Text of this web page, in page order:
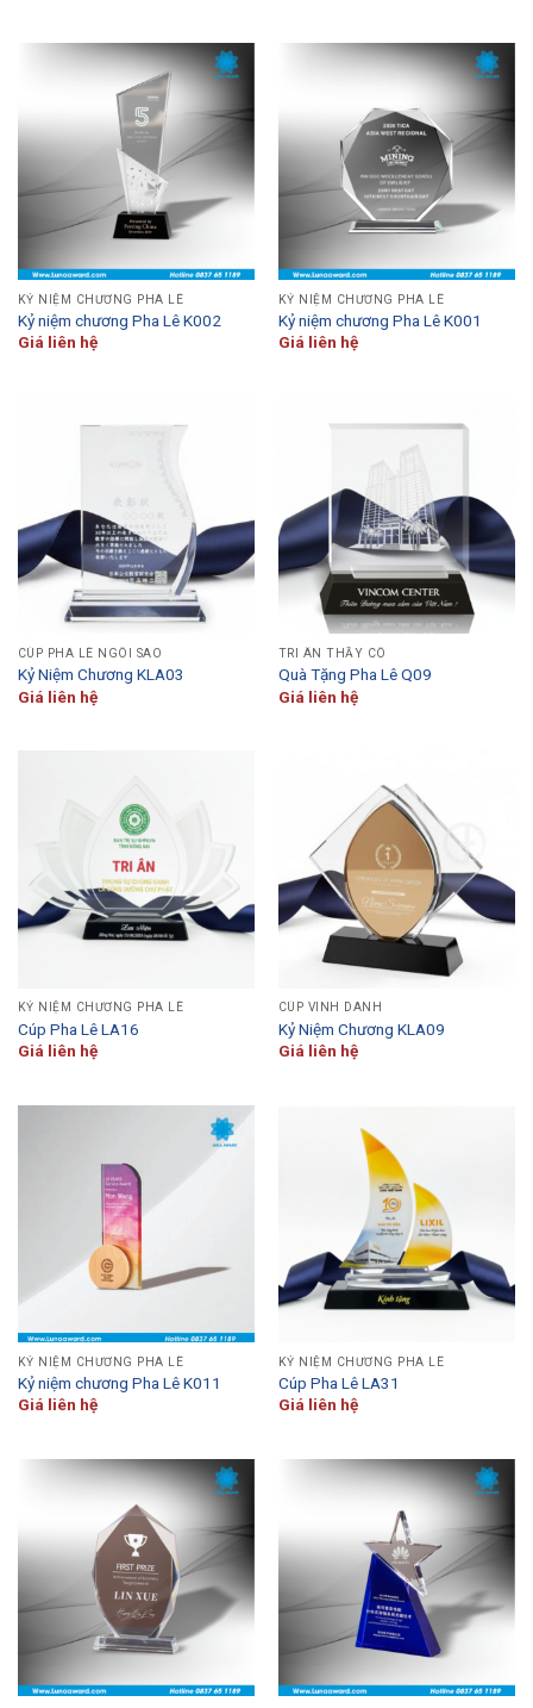
KỶ NIỆM CHƯƠNG PHA LÊ
Kỷ niệm chương Pha Lê K002
Giá liên hệ
KỶ NIỆM CHƯƠNG PHA LÊ
Kỷ niệm chương Pha Lê K001
Giá liên hệ
CÚP PHA LÊ NGÔI SAO
Kỷ Niệm Chương KLA03
Giá liên hệ
TRI ÂN THẦY CÔ
Quà Tặng Pha Lê Q09
Giá liên hệ
KỶ NIỆM CHƯƠNG PHA LÊ
Cúp Pha Lê LA16
Giá liên hệ
CÚP VINH DANH
Kỷ Niệm Chương KLA09
Giá liên hệ
KỶ NIỆM CHƯƠNG PHA LÊ
Kỷ niệm chương Pha Lê K011
Giá liên hệ
KỶ NIỆM CHƯƠNG PHA LÊ
Cúp Pha Lê LA31
Giá liên hệ